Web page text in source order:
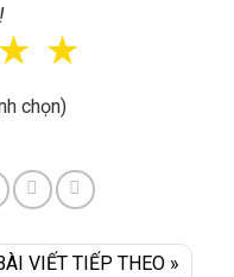
☆
☆
chọn)
VIẾT TIẾP THEO »